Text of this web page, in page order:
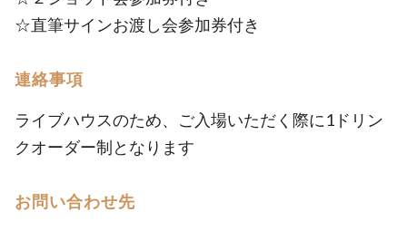
☆直筆サインお渡し会参加券付き
連絡事項
ライブハウスのため、ご入場いただく際に1ドリン
クオーダー制となります
お問い合わせ先